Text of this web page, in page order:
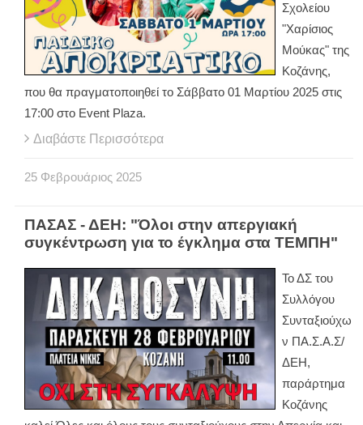
Σχολείου
"Χαρίσιος
Μούκας" της
Κοζάνης,
που θα πραγματοποιηθεί το Σάββατο 01 Μαρτίου 2025 στις
17:00 στο Event Plaza.
Διαβάστε Περισσότερα
25 Φεβρουάριος 2025
ΠΑΣΑΣ - ΔΕΗ: "Όλοι στην απεργιακή
συγκέντρωση για το έγκλημα στα ΤΕΜΠΗ"
Το ΔΣ του
Συλλόγου
Συνταξιούχω
ν ΠΑ.Σ.Α.Σ/
ΔΕΗ,
παράρτημα
Κοζάνης